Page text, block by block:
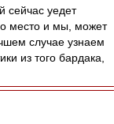
сейчас уедет
место и мы, может
случае узнаем
из того бардака,